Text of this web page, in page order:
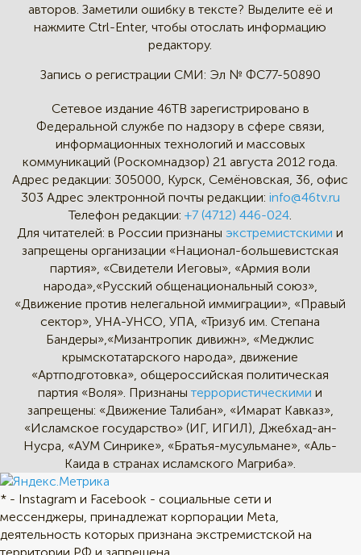
авторов. Заметили ошибку в тексте? Выделите её и
нажмите Ctrl-Enter, чтобы отослать информацию
редактору.
Запись о регистрации СМИ: Эл № ФС77-50890
Сетевое издание 46ТВ зарегистрировано в
Федеральной службе по надзору в сфере связи,
информационных технологий и массовых
коммуникаций (Роскомнадзор) 21 августа 2012 года.
Адрес редакции: 305000, Курск, Семёновская, 36, офис
303 Адрес электронной почты редакции: info@46tv.ru
Телефон редакции: +7 (4712) 446-024
Для читателей: в России признаныэкстремистскими и
запрещены организации «Национал-большевистская
партия», «Свидетели Иеговы», «Армия воли
народа»,«Русский общенациональный союз»,
«Движение против нелегальной иммиграции», «Правый
сектор», УНА-УНСО, УПА, «Тризуб им. Степана
Бандеры»,«Мизантропик дивижн», «Меджлис
крымскотатарского народа», движение
«Артподготовка», общероссийская политическая
партия «Воля». Признанытеррористическими и
запрещены: «Движение Талибан», «Имарат Кавказ»,
«Исламское государство» (ИГ, ИГИЛ), Джебхад-ан-
Нусра, «АУМ Синрике», «Братья-мусульмане», «Аль-
Каида в странах исламского Магриба».
* - Instagram и Facebook - социальные сети и
мессенджеры, принадлежат корпорации Meta,
деятельность которых признана экстремистской на
территории РФ и запрещена